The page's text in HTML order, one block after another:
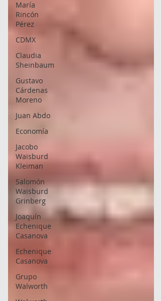
María
Rincón
Pérez
CDMX
Claudia
Sheinbaum
Gustavo
Cárdenas
Moreno
Juan Abdo
Economía
Jacobo
Waisburd
Kleiman
Salomón
Waisburd
Grinberg
Joaquín
Echenique
Casanova
Echenique
Casanova
Grupo
Walworth